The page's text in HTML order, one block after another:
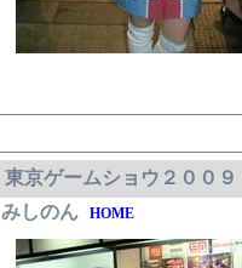
東京ゲームショウ２００９
みしのん
HOME